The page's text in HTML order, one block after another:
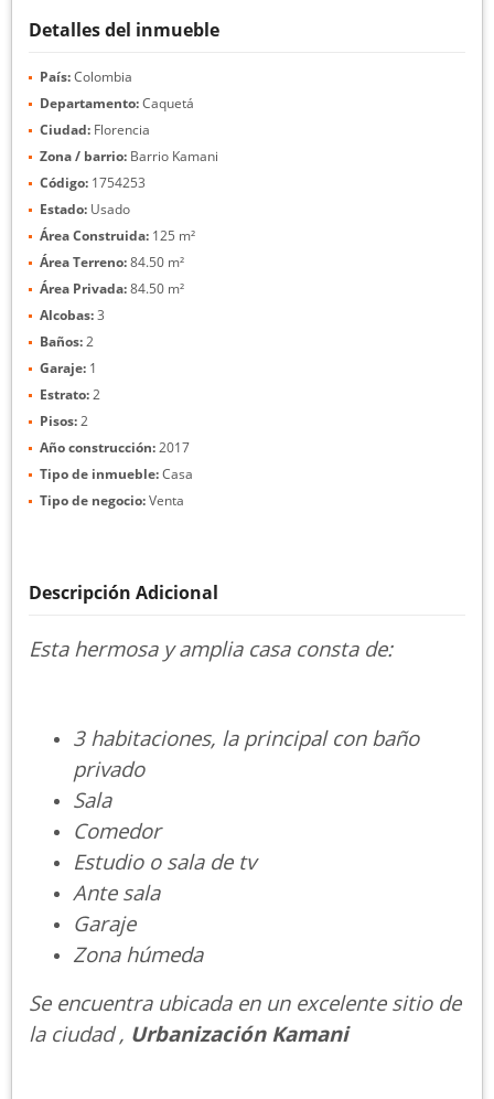
Detalles del inmueble
País:Colombia
Departamento:Caquetá
Ciudad: Florencia
Zona / barrio: Barrio Kamani
Código: 1754253
Estado: Usado
Área Construida: 125 m²
Área Terreno:84.50 m²
Área Privada:84.50 m²
Alcobas:3
Baños:2
Garaje: 1
Estrato:2
Pisos:2
Año construcción:2017
Tipo de inmueble:Casa
Tipo de negocio:Venta
Descripción Adicional
Esta hermosa y amplia casa consta de:
3 habitaciones, la principal con baño
privado
Sala
Comedor
Estudio o sala de tv
Ante sala
Garaje
Zona húmeda
Se encuentra ubicada en un excelente sitio de
la ciudad , Urbanización Kamani